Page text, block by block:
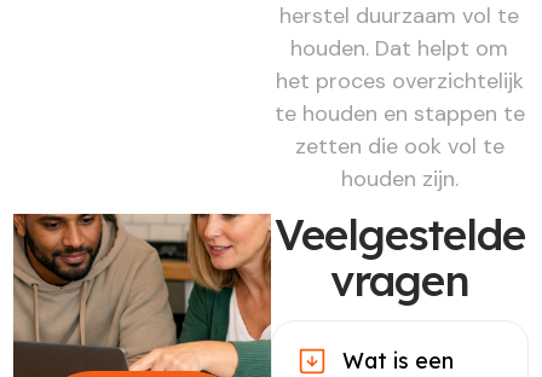
herstel duurzaam vol te
houden. Dat helpt om
het proces overzichtelijk
te houden en stappen te
zetten die ook vol te
houden zijn.
Veelgestelde
vragen
Wat is een